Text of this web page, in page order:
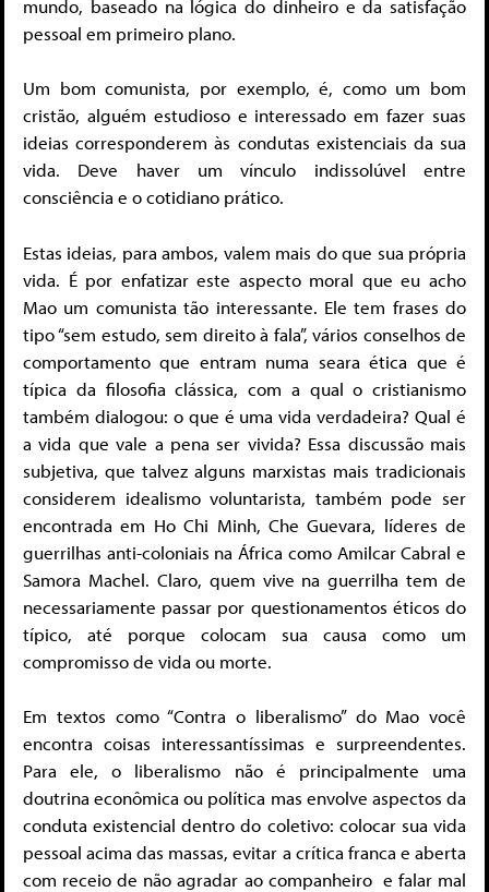
mundo, baseado na lógica do dinheiro e da satisfação
pessoal em primeiro plano.
Um bom comunista, por exemplo, é, como um bom
cristão, alguém estudioso e interessado em fazer suas
ideias corresponderem às condutas existenciais da sua
vida. Deve haver um vínculo indissolúvel entre
consciência e o cotidiano prático.
Estas ideias, para ambos, valem mais do que sua própria
vida. É por enfatizar este aspecto moral que eu acho
Mao um comunista tão interessante. Ele tem frases do
tipo “sem estudo, sem direito à fala”, vários conselhos de
comportamento que entram numa seara ética que é
típica da filosofia clássica, com a qual o cristianismo
também dialogou: o que é uma vida verdadeira? Qual é
a vida que vale a pena ser vivida? Essa discussão mais
subjetiva, que talvez alguns marxistas mais tradicionais
considerem idealismo voluntarista, também pode ser
encontrada em Ho Chi Minh, Che Guevara, líderes de
guerrilhas anti-coloniais na África como Amilcar Cabral e
Samora Machel. Claro, quem vive na guerrilha tem de
necessariamente passar por questionamentos éticos do
típico, até porque colocam sua causa como um
compromisso de vida ou morte.
Em textos como “Contra o liberalismo” do Mao você
encontra coisas interessantíssimas e surpreendentes.
Para ele, o liberalismo não é principalmente uma
doutrina econômica ou política mas envolve aspectos da
conduta existencial dentro do coletivo: colocar sua vida
pessoal acima das massas, evitar a crítica franca e aberta
com receio de não agradar ao companheiro e falar mal